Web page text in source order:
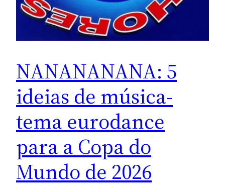
NANANANANA: 5
ideias de música-
tema eurodance
para a Copa do
Mundo de 2026